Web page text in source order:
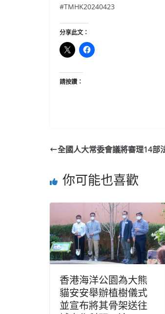
#TMHK20240423
分享此文：
請按讚：
全國人大常委會議將審理14部
你可能也喜歡
香港海洋公園為大熊
貓安安舉辦植樹儀式
並宣布將其骨架送往